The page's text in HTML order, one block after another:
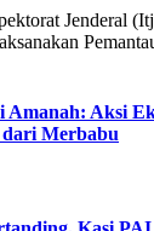
Jenderal
Amanah: Aksi
dari Merbabu